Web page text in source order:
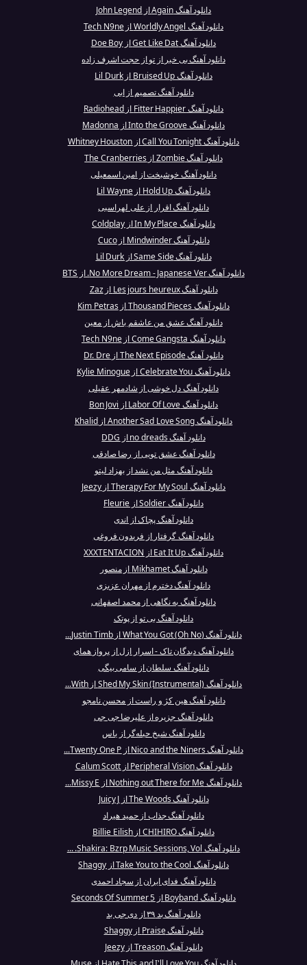
دانلود آهنگ Again از John Legend
دانلود آهنگ Worldly Angel از Tech N9ne
دانلود آهنگ Get Like Dat از Doe Boy
دانلود آهنگ بی خبر از تو از حجت اشرف زاده
دانلود آهنگ Bruised Up از Lil Durk
دانلود آهنگ تصمیم از ابی
دانلود آهنگ Fitter Happier از Radiohead
دانلود آهنگ Into the Groove از Madonna
دانلود آهنگ Call You Tonight از Whitney Houston
دانلود آهنگ Zombie از The Cranberries
دانلود آهنگ خوشبخت از امین اسمعیلی
دانلود آهنگ Hold Up از Lil Wayne
دانلود آهنگ اقرار از علی لهراسبی
دانلود آهنگ In My Place از Coldplay
دانلود آهنگ Mindwinder از Cuco
دانلود آهنگ Same Side از Lil Durk
دانلود آهنگ No More Dream - Japanese Ver. از BTS
دانلود آهنگ Les jours heureux از Zaz
دانلود آهنگ Thousand Pieces از Kim Petras
دانلود آهنگ عشق من عاشقم باش از معین
دانلود آهنگ Come Gangsta از Tech N9ne
دانلود آهنگ The Next Episode از Dr. Dre
دانلود آهنگ Celebrate You از Kylie Minogue
دانلود آهنگ دل خوشی از شادمهر عقیلی
دانلود آهنگ Labor Of Love از Bon Jovi
دانلود آهنگ Another Sad Love Song از Khalid
دانلود آهنگ no dreads از DDG
دانلود آهنگ عشق تویی از رضا صادقی
دانلود آهنگ مثل من نشد از بهزاد لیتو
دانلود آهنگ Therapy For My Soul از Jeezy
دانلود آهنگ Soldier از Fleurie
دانلود آهنگ پچاک از اندی
دانلود آهنگ گرفتار از فریدون فروغی
دانلود آهنگ Eat It Up از XXXTENTACION
دانلود آهنگ Mikhamet از منصور
دانلود آهنگ دخترم از مهران عزیزی
دانلود آهنگ به نگاهی از محمد اصفهانی
دانلود آهنگ بی تو از پوتک
دانلود آهنگ (Oh No) What You Got از Justin Timb...
دانلود آهنگ دیدگان تاک - اسرار ازل از پرواز همای
دانلود آهنگ سلطان از سامی بیگی
دانلود آهنگ Shed My Skin (Instrumental) از With...
دانلود آهنگ هین کژ و راست از محسن نامجو
دانلود آهنگ جزیره از علیرضا جی جی
دانلود آهنگ شیخ حیله‌گر از یاس
دانلود آهنگ Nico and the Niners از Twenty One P...
دانلود آهنگ Peripheral Vision از Calum Scott
دانلود آهنگ Nothing out There for Me از Missy E...
دانلود آهنگ The Woods از Juicy J
دانلود آهنگ جذاب از حمید هیراد
دانلود آهنگ CHIHIRO از Billie Eilish
دانلود آهنگ Shakira: Bzrp Music Sessions, Vol. ...
دانلود آهنگ Take You to the Cool از Shaggy
دانلود آهنگ فدای ایران از سجاد احمدی
دانلود آهنگ Boyband از 5 Seconds Of Summer
دانلود آهنگ بد ۳۹ از دی جی بد
دانلود آهنگ Praise از Shaggy
دانلود آهنگ Treason از Jeezy